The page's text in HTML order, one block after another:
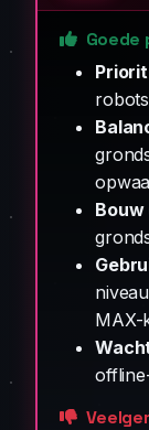
Goede
MAX-